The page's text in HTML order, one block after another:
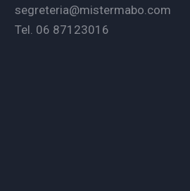
segreteria@mistermabo.com
Tel. 06 87123016